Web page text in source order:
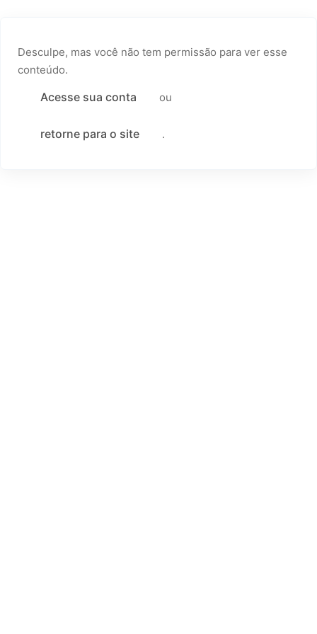
Desculpe, mas você não tem permissão para ver esse
conteúdo.
Acesse sua conta ou
retorne para o site .